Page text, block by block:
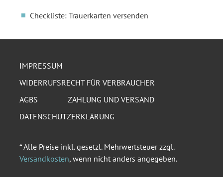
Checkliste: Trauerkarten versenden
IMPRESSUM
WIDERRUFSRECHT FÜR VERBRAUCHER
AGBS
ZAHLUNG UND VERSAND
DATENSCHUTZERKLÄRUNG
* Alle Preise inkl. gesetzl. Mehrwertsteuer zzgl.
Versandkosten, wenn nicht anders angegeben.